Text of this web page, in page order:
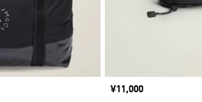
価格
¥11,000